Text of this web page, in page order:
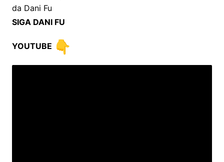
da Dani Fu
SIGA DANI FU
YOUTUBE